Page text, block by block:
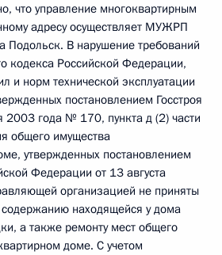
что управление многоквартирным
адресу осуществляет МУЖРП
Подольск. В нарушение требований
кодекса Российской Федерации,
и норм технической эксплуатации
постановлением Госстроя
2003 года № 170, пункта д (2) части
общего имущества
утвержденных постановлением
Федерации от 13 августа
организацией не приняты
находящейся у дома
а также ремонту мест общего
доме. С учетом